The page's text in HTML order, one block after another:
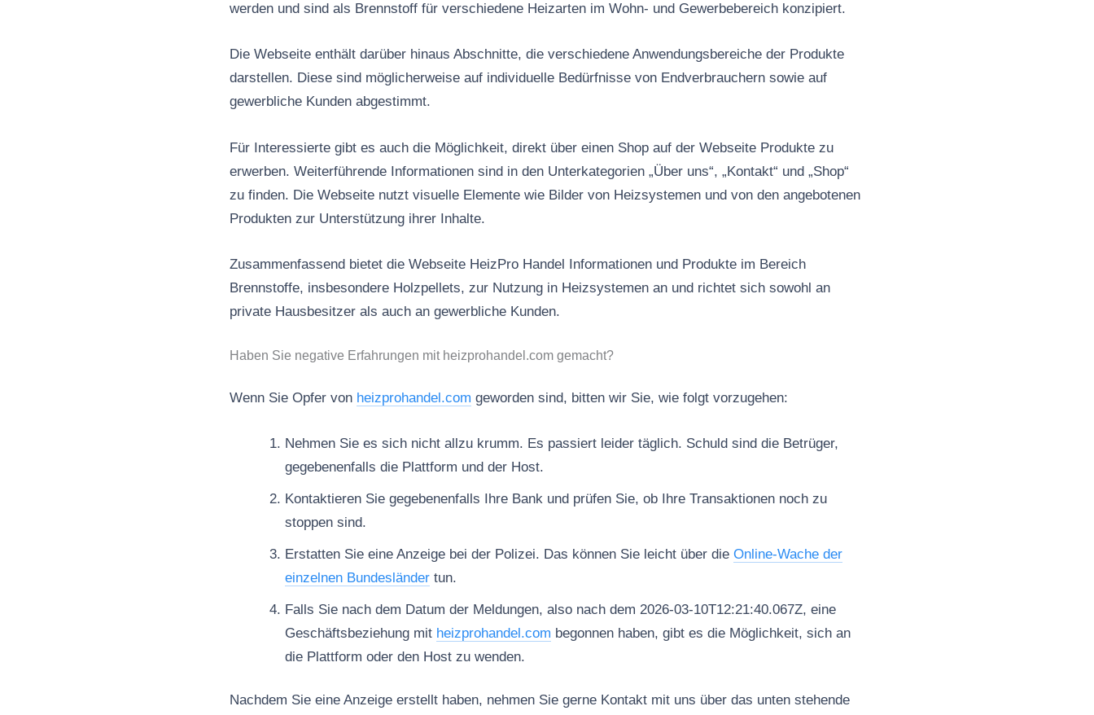
werden und sind als Brennstoff für verschiedene Heizarten im Wohn- und Gewerbebereich konzipiert.
Die Webseite enthält darüber hinaus Abschnitte, die verschiedene Anwendungsbereiche der Produkte
darstellen. Diese sind möglicherweise auf individuelle Bedürfnisse von Endverbrauchern sowie auf
gewerbliche Kunden abgestimmt.
Für Interessierte gibt es auch die Möglichkeit, direkt über einen Shop auf der Webseite Produkte zu
erwerben. Weiterführende Informationen sind in den Unterkategorien „Über uns“, „Kontakt“ und „Shop“
zu finden. Die Webseite nutzt visuelle Elemente wie Bilder von Heizsystemen und von den angebotenen
Produkten zur Unterstützung ihrer Inhalte.
Zusammenfassend bietet die Webseite HeizPro Handel Informationen und Produkte im Bereich
Brennstoffe, insbesondere Holzpellets, zur Nutzung in Heizsystemen an und richtet sich sowohl an
private Hausbesitzer als auch an gewerbliche Kunden.
Haben Sie negative Erfahrungen mit heizprohandel.com gemacht?
Wenn Sie Opfer von heizprohandel.com geworden sind, bitten wir Sie, wie folgt vorzugehen:
Nehmen Sie es sich nicht allzu krumm. Es passiert leider täglich. Schuld sind die Betrüger,
gegebenenfalls die Plattform und der Host.
Kontaktieren Sie gegebenenfalls Ihre Bank und prüfen Sie, ob Ihre Transaktionen noch zu
stoppen sind.
Erstatten Sie eine Anzeige bei der Polizei. Das können Sie leicht über die Online-Wache der
einzelnen Bundesländer tun.
Falls Sie nach dem Datum der Meldungen, also nach dem 2026-03-10T12:21:40.067Z, eine
Geschäftsbeziehung mit heizprohandel.com begonnen haben, gibt es die Möglichkeit, sich an
die Plattform oder den Host zu wenden.
Nachdem Sie eine Anzeige erstellt haben, nehmen Sie gerne Kontakt mit uns über das unten stehende